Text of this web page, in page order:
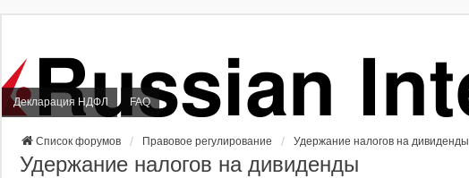
Декларация НДФЛ FAQ
Список форумов Правовое регулирование Удержание налогов на дивиденды
Удержание налогов на дивиденды